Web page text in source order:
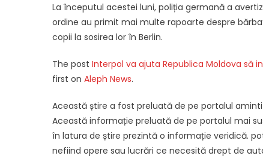
La începutul acestei luni, poliția germană a
ordine au primit mai multe rapoarte despre
copii la sosirea lor în Berlin.
The post Interpol va ajuta Republica Moldova să
first on Aleph News.
Această știre a fost preluată de pe portalul
Această informație preluată de pe portalul mai
în latura de știre prezintă o informație veridică.
nefiind opere sau lucrări ce necesită drept de